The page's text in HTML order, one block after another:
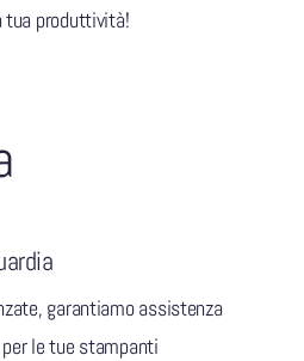
tua produttività!
garantiamo assistenza
le tue stampanti